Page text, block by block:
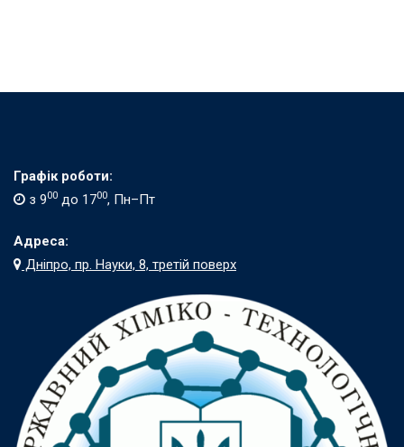
Графік роботи:
з 900 до 1700, Пн–Пт
Адреса:
Дніпро, пр. Науки, 8, третій поверх